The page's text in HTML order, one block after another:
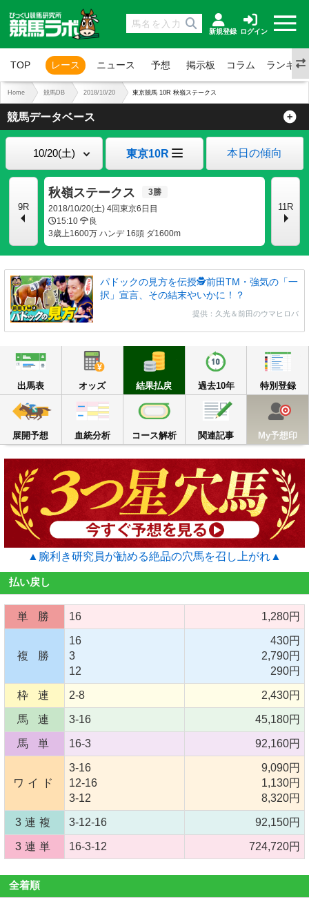
新規登録 ログイン
TOP レース ニュース 予想 掲示板 コラム ランキン
Home 競馬DB 2018/10/20 東京競馬 10R 秋嶺ステークス
競馬データベース
東京10R 本日の傾向
9R
秋嶺ステークス
2018/10/20(土) 4回東京6日目
15:10
良
3歳上1600万 ハンデ 16頭 ダ1600m
11R
パドックの見方を伝授🕵前田TM・強気の「一
択」宣言、その結末やいかに！？
提供：久光＆前田のウマヒロバ
出馬表 オッズ
結果払戻
結果払戻
過去10年
過去10年
特別登録
展開予想
展開予想
血統分析
血統分析
コース解析
コース解析
関連記事
関連記事 My予想印
▲腕利き研究員が勧める絶品の穴馬を召し上がれ▲
払い戻し
単 勝 16 1,280円
複 勝
16
3
12
430円
2,790円
290円
枠 連 2-8 2,430円
馬 連 3-16 45,180円
馬 単 16-3 92,160円
ワイド
3-16
12-16
3-12
9,090円
1,130円
8,320円
3連複 3-12-16 92,150円
3連単 16-3-12 724,720円
全着順